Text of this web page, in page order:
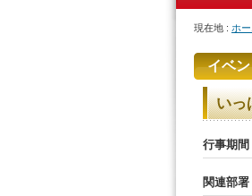
現在地 : ホ
イベ
いっ
行事期間
関連部署